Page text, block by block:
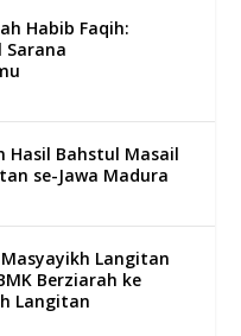
Habib Faqih:
Sarana
Hasil Bahstul Masail
se-Jawa Madura
Langitan
Berziarah ke
Langitan